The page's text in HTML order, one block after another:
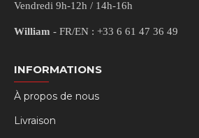
Vendredi 9h-12h / 14h-16h
William - FR/EN : +33 6 61 47 36 49
INFORMATIONS
À propos de nous
Livraison